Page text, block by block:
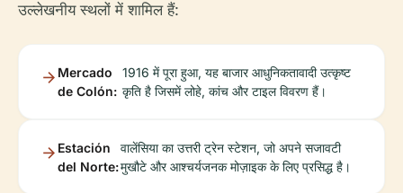
उल्लेखनीय स्थलों में शामिल हैं:
Mercado
de Colón:
1916 में पूरा हुआ, यह बाजार आधुनिकतावादी उत्कृष्ट
कृति है जिसमें लोहे, कांच और टाइल विवरण हैं।
Estación
del Norte:
वालेंसिया का उत्तरी ट्रेन स्टेशन, जो अपने सजावटी
मुखौटे और आश्चर्यजनक मोज़ाइक के लिए प्रसिद्ध है।